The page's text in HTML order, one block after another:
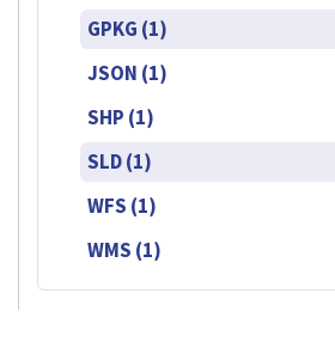
GPKG (1)
JSON (1)
SHP (1)
SLD (1)
WFS (1)
WMS (1)